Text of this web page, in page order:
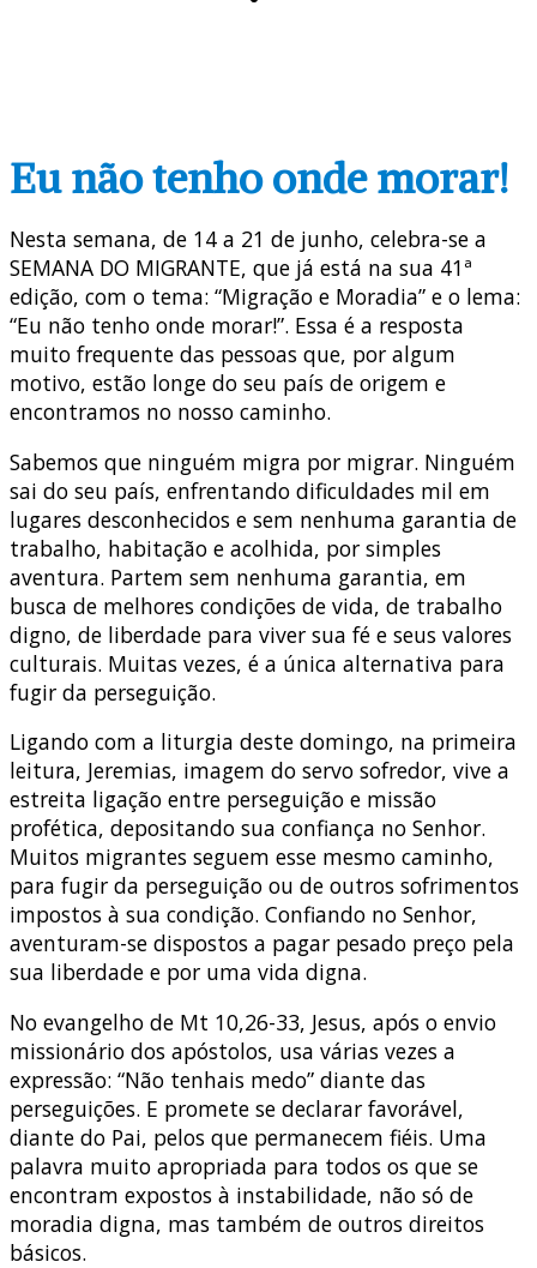
Eu não tenho onde morar!
Nesta semana, de 14 a 21 de junho, celebra-se a
SEMANA DO MIGRANTE, que já está na sua 41ª
edição, com o tema: “Migração e Moradia” e o lema:
“Eu não tenho onde morar!”. Essa é a resposta
muito frequente das pessoas que, por algum
motivo, estão longe do seu país de origem e
encontramos no nosso caminho.
Sabemos que ninguém migra por migrar. Ninguém
sai do seu país, enfrentando dificuldades mil em
lugares desconhecidos e sem nenhuma garantia de
trabalho, habitação e acolhida, por simples
aventura. Partem sem nenhuma garantia, em
busca de melhores condições de vida, de trabalho
digno, de liberdade para viver sua fé e seus valores
culturais. Muitas vezes, é a única alternativa para
fugir da perseguição.
Ligando com a liturgia deste domingo, na primeira
leitura, Jeremias, imagem do servo sofredor, vive a
estreita ligação entre perseguição e missão
profética, depositando sua confiança no Senhor.
Muitos migrantes seguem esse mesmo caminho,
para fugir da perseguição ou de outros sofrimentos
impostos à sua condição. Confiando no Senhor,
aventuram-se dispostos a pagar pesado preço pela
sua liberdade e por uma vida digna.
No evangelho de Mt 10,26-33, Jesus, após o envio
missionário dos apóstolos, usa várias vezes a
expressão: “Não tenhais medo” diante das
perseguições. E promete se declarar favorável,
diante do Pai, pelos que permanecem fiéis. Uma
palavra muito apropriada para todos os que se
encontram expostos à instabilidade, não só de
moradia digna, mas também de outros direitos
básicos.